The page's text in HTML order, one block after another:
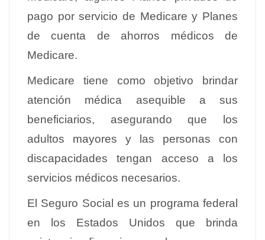
pago por servicio de Medicare y Planes
de cuenta de ahorros médicos de
Medicare.
Medicare tiene como objetivo brindar
atención médica asequible a sus
beneficiarios, asegurando que los
adultos mayores y las personas con
discapacidades tengan acceso a los
servicios médicos necesarios.
El Seguro Social es un programa federal
en los Estados Unidos que brinda